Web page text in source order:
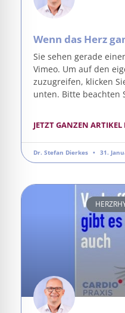
Wenn das Herz
Sie sehen gerade
Vimeo. Um auf den
zuzugreifen, klicken
unten. Bitte beachten
JETZT GANZEN ARTIKEL
Dr. Stefan Dierkes 31.